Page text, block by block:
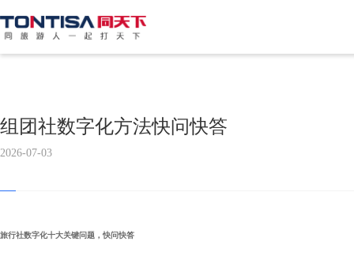
组团社数字化方法快问快答
2026-07-03
旅行社数字化十大关键问题，快问快答